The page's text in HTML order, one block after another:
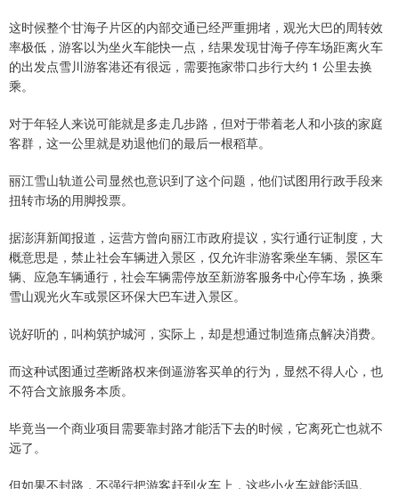
这时候整个甘海子片区的内部交通已经严重拥堵，观光大巴的周转效
率极低，游客以为坐火车能快一点，结果发现甘海子停车场距离火车
的出发点雪川游客港还有很远，需要拖家带口步行大约 1 公里去换
乘。
对于年轻人来说可能就是多走几步路，但对于带着老人和小孩的家庭
客群，这一公里就是劝退他们的最后一根稻草。
丽江雪山轨道公司显然也意识到了这个问题，他们试图用行政手段来
扭转市场的用脚投票。
据澎湃新闻报道，运营方曾向丽江市政府提议，实行通行证制度，大
概意思是，禁止社会车辆进入景区，仅允许非游客乘坐车辆、景区车
辆、应急车辆通行，社会车辆需停放至新游客服务中心停车场，换乘
雪山观光火车或景区环保大巴车进入景区。
说好听的，叫构筑护城河，实际上，却是想通过制造痛点解决消费。
而这种试图通过垄断路权来倒逼游客买单的行为，显然不得人心，也
不符合文旅服务本质。
毕竟当一个商业项目需要靠封路才能活下去的时候，它离死亡也就不
远了。
但如果不封路，不强行把游客赶到火车上，这些小火车就能活吗。